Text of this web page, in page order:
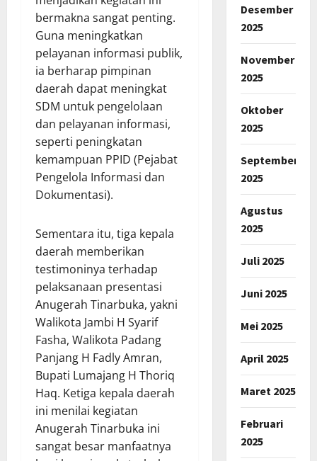
bermakna sangat penting.
Guna meningkatkan
pelayanan informasi publik,
ia berharap pimpinan
daerah dapat meningkat
SDM untuk pengelolaan
dan pelayanan informasi,
seperti peningkatan
kemampuan PPID (Pejabat
Pengelola Informasi dan
Dokumentasi).
Sementara itu, tiga kepala
daerah memberikan
testimoninya terhadap
pelaksanaan presentasi
Anugerah Tinarbuka, yakni
Walikota Jambi H Syarif
Fasha, Walikota Padang
Panjang H Fadly Amran,
Bupati Lumajang H Thoriq
Haq. Ketiga kepala daerah
ini menilai kegiatan
Anugerah Tinarbuka ini
sangat besar manfaatnya
Desember
2025
November
2025
Oktober
2025
September
2025
Agustus
2025
Juli 2025
Juni 2025
Mei 2025
April 2025
Maret 2025
Februari
2025